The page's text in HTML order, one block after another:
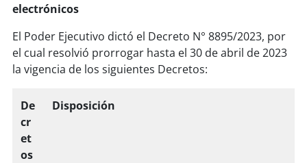
electrónicos
El Poder Ejecutivo dictó el Decreto N° 8895/2023, por
el cual resolvió prorrogar hasta el 30 de abril de 2023
la vigencia de los siguientes Decretos:
De
cr
et
os
Disposición